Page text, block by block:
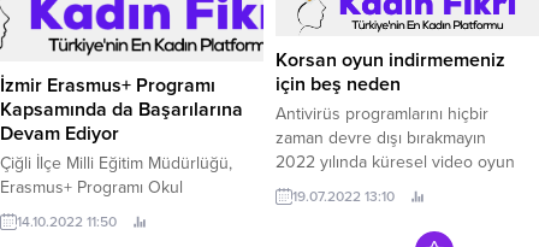
İzmir Erasmus+ Programı
Kapsamında da Başarılarına
Devam Ediyor
Çiğli İlçe Milli Eğitim Müdürlüğü,
Erasmus+ Programı Okul
Eğitiminde İşbirliği Ortaklıkları
(KA220-SCH) kapsamında 2022 yılı
14.10.2022 11:50
Korsan oyun indirmemeniz
için beş neden
Antivirüs programlarını hiçbir
zaman devre dışı bırakmayın
2022 yılında küresel video oyun
piyasası gelirinin, yaklaşık yüzde 11
oranında bir artışla, 209 milyar ABD
dolarına ulaşması bekleniyor.
19.07.2022 13:10